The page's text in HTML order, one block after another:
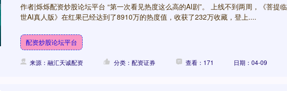
作者|烁烁配资炒股论坛平台 “第一次看见热度这么高的AI剧”。 上线不到两周，《菩提临
世AI真人版》在红果已经达到了8910万的热度值，收获了232万收藏，登上....
配资炒股论坛平台
来源：融汇天诚配资 分类：配资证券 查看：171 日期：04-09